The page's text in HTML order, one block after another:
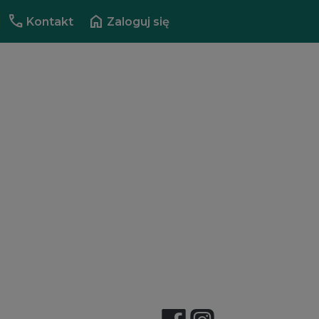
call Kontakt home Zaloguj się